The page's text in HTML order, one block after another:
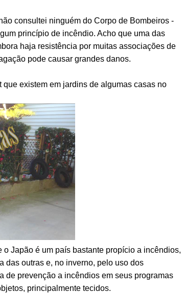
consultei ninguém do Corpo de Bombeiros -
princípio de incêndio. Acho que uma das
haja resistência por muitas associações de
pode causar grandes danos.
existem em jardins de algumas casas no
Japão é um país bastante propício a incêndios,
das outras e, no inverno, pelo uso dos
de prevenção a incêndios em seus programas
principalmente tecidos.